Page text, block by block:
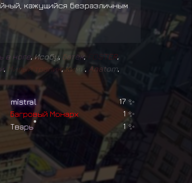
кажущийся безразличным
в ноге Исобу, Батёк, O STER,
, Милый трапик,Кими Anatom,
mistral 17 ✨
Багровый Монарх 1✨
Тварь 1 ✨